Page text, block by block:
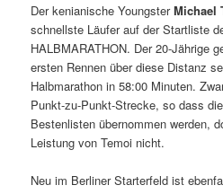
Der kenianische YoungsterMichael
schnellste Läufer auf der Startliste
HALBMARATHON. Der 20-Jährige
ersten Rennen über diese Distanz
Halbmarathon in 58:00 Minuten.
Punkt-zu-Punkt-Strecke, so dass
Bestenlisten übernommen werden,
Leistung von Temoi nicht.
Neu im Berliner Starterfeld ist